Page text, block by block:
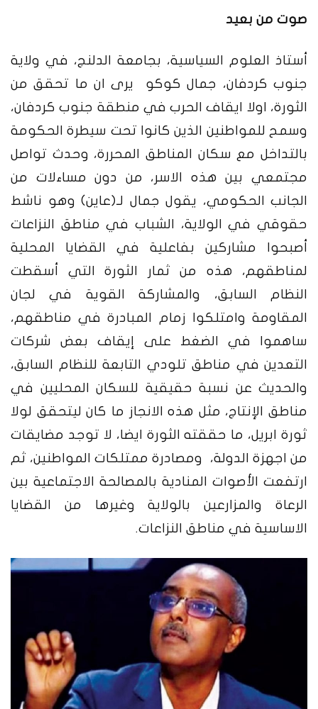
صوت من بعيد
أستاذ العلوم السياسية، بجامعة الدلنج، في ولاية
جنوب كردفان، جمال كوكو يرى ان ما تحقق من
الثورة، اولا ايقاف الحرب في منطقة جنوب كردفان،
وسمح للمواطنين الذين كانوا تحت سيطرة الحكومة
بالتداخل مع سكان المناطق المحررة، وحدث تواصل
مجتمعي بين هذه الاسر، من دون مساءلات من
الجانب الحكومي، يقول جمال لـ(عاين) وهو ناشط
حقوقي في الولاية، الشباب في مناطق النزاعات
أصبحوا مشاركين بفاعلية في القضايا المحلية
لمناطقهم، هذه من ثمار الثورة التي أسقطت
النظام السابق، والمشاركة القوية في لجان
المقاومة وامتلكوا زمام المبادرة في مناطقهم،
ساهموا في الضغط على إيقاف بعض شركات
التعدين في مناطق تلودي التابعة للنظام السابق،
والحديث عن نسبة حقيقية للسكان المحليين في
مناطق الإنتاج، مثل هذه الانجاز ما كان ليتحقق لولا
ثورة ابريل، ما حققته الثورة ايضا، لا توجد مضايقات
من اجهزة الدولة، ومصادرة ممتلكات المواطنين، ثم
ارتفعت الأصوات المنادية بالمصالحة الاجتماعية بين
الرعاة والمزارعين بالولاية وغيرها من القضايا
الاساسية في مناطق النزاعات.